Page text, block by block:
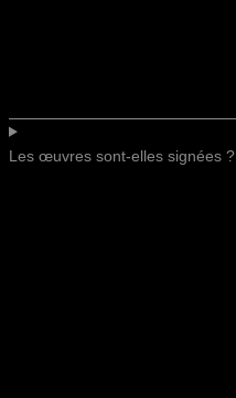
Les œuvres sont-elles signées ?